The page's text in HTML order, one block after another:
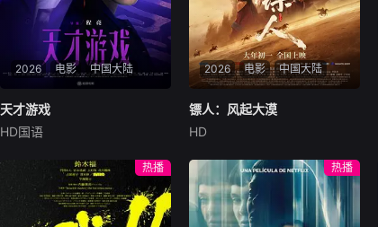
2026 电影 中国大陆
天才游戏
彭昱畅
穷途末路的天才少年刘全龙
（彭昱畅 饰），被偏执富家公
子陈伦（丁禹兮 饰）选中，被
迫踏入一场为他量身打造的
天才游戏
HD国语
2026 电影 中国大陆
镖人：风起大漠
大漠之上，镖人、官府、西域
五大家族等多方势力盘根错
节、暗潮涌动。“天字第二号
逃犯”刀马接下特殊押镖任
镖人：风起大漠
HD
热播 热播